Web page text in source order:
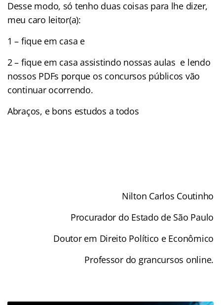
Desse modo, só tenho duas coisas para lhe dizer,
meu caro leitor(a):
1 – fique em casa e
2 – fique em casa assistindo nossas aulas e lendo
nossos PDFs porque os concursos públicos vão
continuar ocorrendo.
Abraços, e bons estudos a todos
Nilton Carlos Coutinho
Procurador do Estado de São Paulo
Doutor em Direito Político e Econômico
Professor do grancursos online.